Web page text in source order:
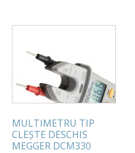
MULTIMETRU TIP
CLEŞTE DESCHIS
MEGGER DCM330